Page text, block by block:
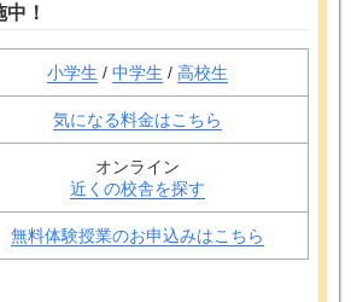
！
小学生 / 中学生 / 高校生
気になる料金はこちら
オンライン
近くの校舎を探す
無料体験授業のお申込みはこちら